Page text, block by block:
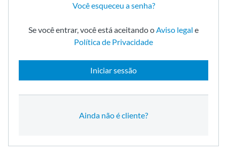
Você esqueceu a senha?
Se você entrar, você está aceitando oAviso legal e
Política de Privacidade
Iniciar sessão
Ainda não é cliente?